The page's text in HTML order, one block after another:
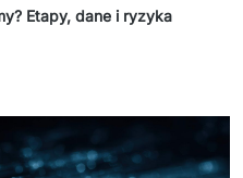
Etapy, dane i ryzyka